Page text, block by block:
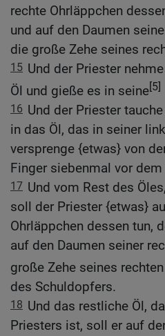
rechte Ohrläppchen
und auf den Daumen
die große Zehe seines
15 Und der Priester
Öl und gieße es in seine[5]
16 Und der Priester
in das Öl, das in seiner
versprenge {etwas} von
Finger siebenmal vor dem
17 Und vom Rest des
soll der Priester {etwas}
Ohrläppchen dessen tun,
auf den Daumen seiner
große Zehe seines
des Schuldopfers.
18 Und das restliche Öl,
Priesters ist, soll er auf